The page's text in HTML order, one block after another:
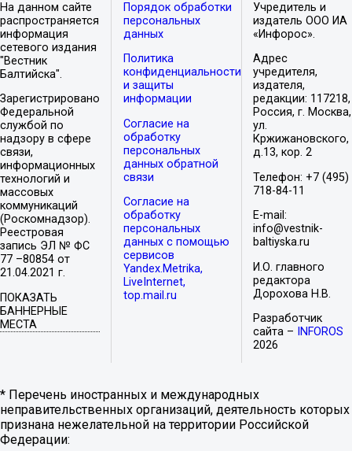
На данном сайте
распространяется
информация
сетевого издания
"Вестник
Балтийска".
Зарегистрировано
Федеральной
службой по
надзору в сфере
связи,
информационных
технологий и
массовых
коммуникаций
(Роскомнадзор).
Реестровая
запись ЭЛ № ФС
77 –80854 от
21.04.2021 г.
ПОКАЗАТЬ
БАННЕРНЫЕ
МЕСТА
Порядок обработки
персональных
данных
Политика
конфиденциальности
и защиты
информации
Согласие на
обработку
персональных
данных обратной
связи
Согласие на
обработку
персональных
данных с помощью
сервисов
Yandex.Metrika,
LiveInternet,
top.mail.ru
Учредитель и
издатель ООО ИА
«Инфорос».
Адрес
учредителя,
издателя,
редакции: 117218,
Россия, г. Москва,
ул.
Кржижановского,
д.13, кор. 2
Телефон: +7 (495)
718-84-11
E-mail:
info@vestnik-
baltiyska.ru
И.О. главного
редактора
Дорохова Н.В.
Разработчик
сайта –
INFOROS
2026
* Перечень иностранных и международных
неправительственных организаций, деятельность которых
признана нежелательной на территории Российской
Федерации: